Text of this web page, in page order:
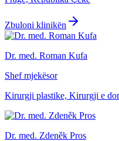
Zbuloni klinikën
Dr. med. Roman Kufa
Shef mjekësor
Kirurgji plastike, Kirurgji e
Dr. med. Zdeněk Pros